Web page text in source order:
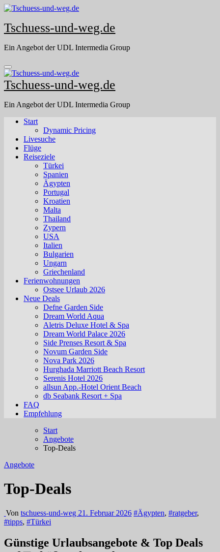
Skip
content
Tschuess-und-weg.de
Ein Angebot der UDL Intermedia Group
Tschuess-und-weg.de
Ein Angebot der UDL Intermedia Group
Start
Dynamic Pricing
Livesuche
Flüge
Reiseziele
Türkei
Spanien
Ägypten
Portugal
Kroatien
Malta
Thailand
Zypern
USA
Italien
Bulgarien
Ungarn
Griechenland
Ferienwohnungen
Ostsee Urlaub 2026
Neue Deals
Defne Garden Side
Dream World Aqua
Aletris Deluxe Hotel & Spa
Dream World Palace 2026
Side Prenses Resort & Spa
Novum Garden Side
Nova Park 2026
Hurghada Marriott Beach Resort
Serenis Hotel 2026
allsun App.-Hotel Orient Beach
db Seabank Resort + Spa
FAQ
Empfehlung
Start
Angebote
Top-Deals
Angebote
Top-Deals
Von tschuess-und-weg 21. Februar 2026 #Ägypten, #ratgeber,
#tipps, #Türkei
Günstige Urlaubsangebote & Top Deals